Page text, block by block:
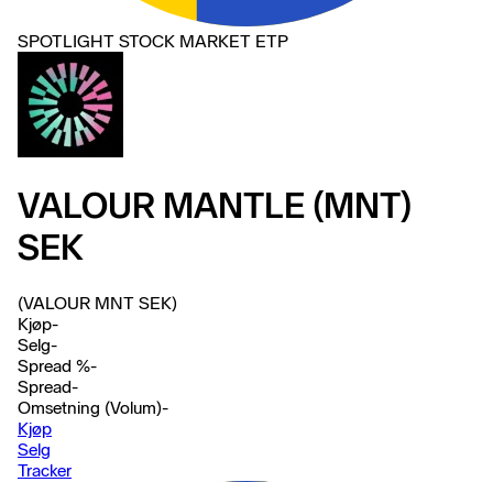
SPOTLIGHT STOCK MARKET ETP
VALOUR MANTLE (MNT)
SEK
(VALOUR MNT SEK)
Kjøp-
Selg-
Spread %-
Spread-
Omsetning (Volum)-
Kjøp
Selg
Tracker